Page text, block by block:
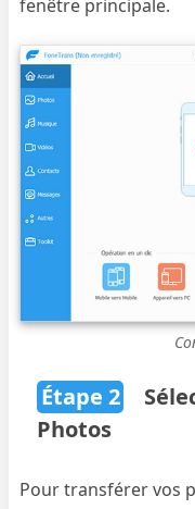
fenêtre principale.
Étape 2
Photos
Pour transférer vos